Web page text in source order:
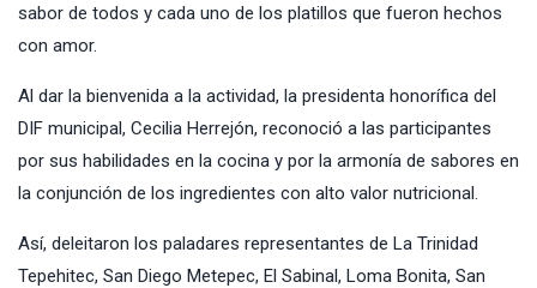
sabor de todos y cada uno de los platillos que fueron hechos
con amor.
Al dar la bienvenida a la actividad, la presidenta honorífica del
DIF municipal, Cecilia Herrejón, reconoció a las participantes
por sus habilidades en la cocina y por la armonía de sabores en
la conjunción de los ingredientes con alto valor nutricional.
Así, deleitaron los paladares representantes de La Trinidad
Tepehitec, San Diego Metepec, El Sabinal, Loma Bonita, San